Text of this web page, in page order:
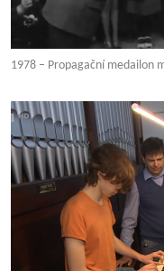
1978 – Propagační medailon